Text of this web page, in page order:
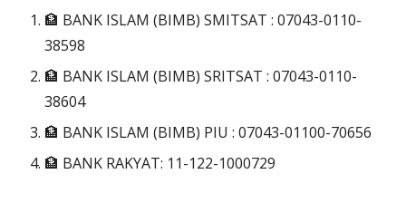
🏦 BANK ISLAM (BIMB) SMITSAT : 07043-0110-
38598
🏦 BANK ISLAM (BIMB) SRITSAT : 07043-0110-
38604
🏦 BANK ISLAM (BIMB) PIU : 07043-01100-70656
🏦 BANK RAKYAT: 11-122-1000729